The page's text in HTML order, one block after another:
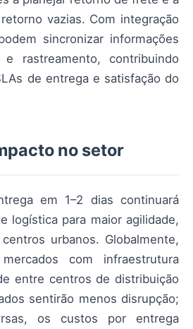
vazias. Com integração
sincronizar informações
rastreamento, contribuindo
de entrega e satisfação do
no setor
em 1–2 dias continuará
logística para maior agilidade,
urbanos. Globalmente,
com infraestrutura
entre centros de distribuição
sentirão menos disrupção;
os custos por entrega